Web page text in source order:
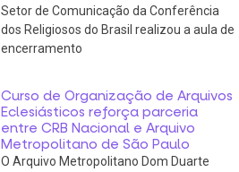
Setor de Comunicação da Conferência
dos Religiosos do Brasil realizou a aula de
encerramento
Curso de Organização de Arquivos
Eclesiásticos reforça parceria
entre CRB Nacional e Arquivo
Metropolitano de São Paulo
O Arquivo Metropolitano Dom Duarte